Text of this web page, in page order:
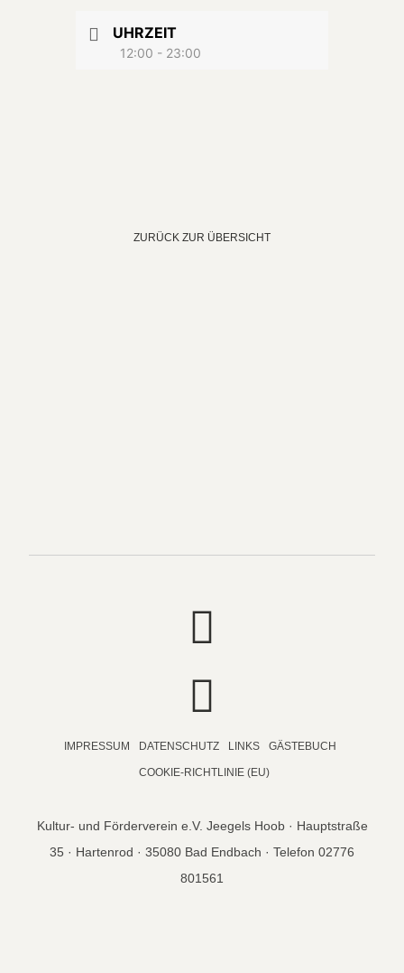
UHRZEIT
12:00 - 23:00
ZURÜCK ZUR ÜBERSICHT
Kultur- und Förderverein e.V. Jeegels Hoob · Hauptstraße
35 · Hartenrod · 35080 Bad Endbach · Telefon 02776
801561
IMPRESSUM DATENSCHUTZ LINKS GÄSTEBUCH
COOKIE-RICHTLINIE (EU)